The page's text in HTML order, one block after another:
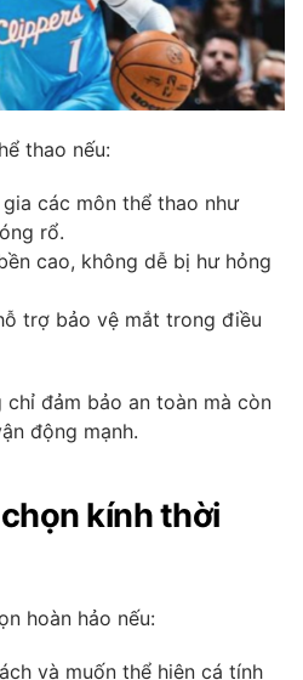
thao nếu:
các môn thể thao như
rổ.
cao, không dễ bị hư hỏng
trợ bảo vệ mắt trong điều
đảm bảo an toàn mà còn
động mạnh.
kính thời
hoàn hảo nếu:
và muốn thể hiện cá tính